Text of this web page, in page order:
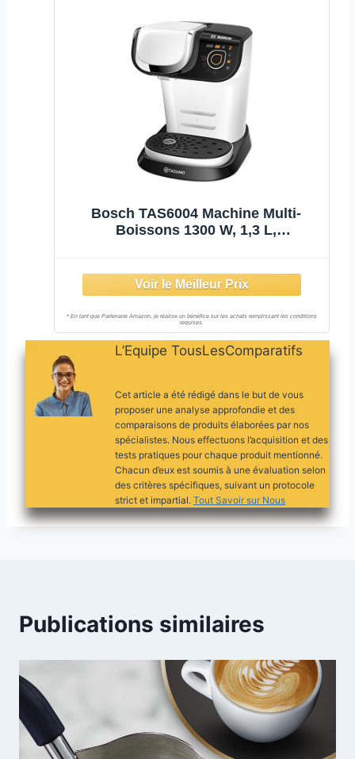
Bosch TAS6004 Machine Multi-
Boissons 1300 W, 1,3 L,
L’Equipe TousLesComparatifs
Cet article a été rédigé dans le but de vous
proposer une analyse approfondie et des
comparaisons de produits élaborées par nos
spécialistes. Nous effectuons l’acquisition et des
tests pratiques pour chaque produit mentionné.
Chacun d’eux est soumis à une évaluation selon
des critères spécifiques, suivant un protocole
strict et impartial. Tout Savoir sur Nous
Publications similaires